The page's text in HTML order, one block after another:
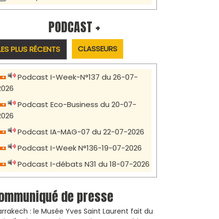
PODCAST +
PLUS RÉCENTS CLASSEURS
Podcast I-Week-N°137 du 26-07-
Podcast Eco-Business du 20-07-
Podcast IA-MAG-07 du 22-07-2026
Podcast I-Week N°136-19-07-2026
Podcast I-débats N31 du 18-07-2026
de presse
: le Musée Yves Saint Laurent fait du